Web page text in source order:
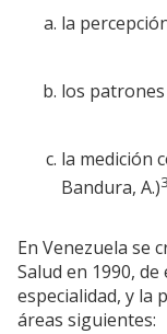
la
los
la medición
Bandura, A.)3
En Venezuela se
Salud en 1990,
especialidad, y la
áreas siguientes: